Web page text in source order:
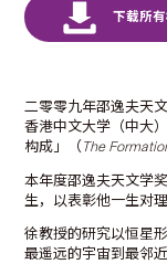
二零零九年邵逸夫天
香港中文大学（中大
构成」（The
本年度邵逸夫天文学
生，以表彰他一生对
徐教授的研究以恒星
最遥远的宇宙到最邻